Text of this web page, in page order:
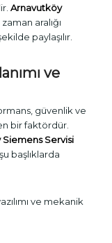
Arnavutköy
aralığı
paylaşılır.
ve
güvenlik ve
bir faktördür.
Servisi
başlıklarda
ve mekanik